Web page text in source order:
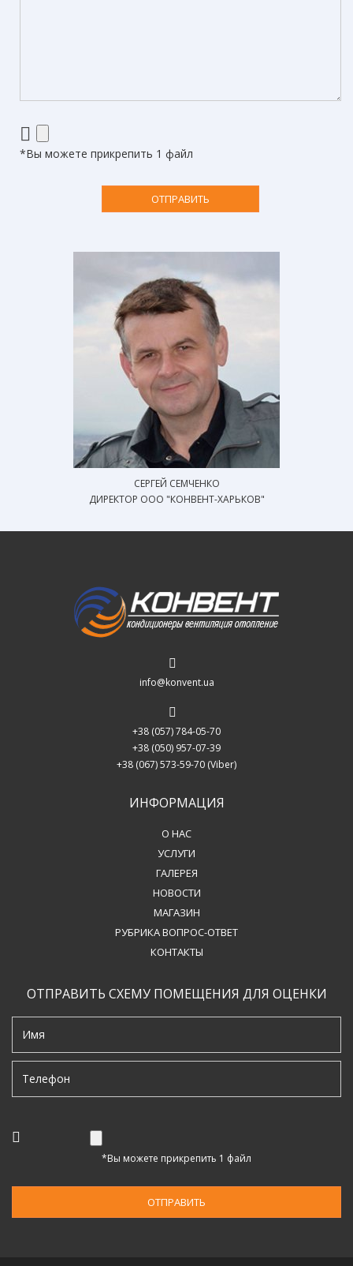
*Вы можете прикрепить 1 файл
СЕРГЕЙ СЕМЧЕНКО
ДИРЕКТОР ООО "КОНВЕНТ-ХАРЬКОВ"
info@konvent.ua
+38 (057) 784-05-70
+38 (050) 957-07-39
+38 (067) 573-59-70 (Viber)
ИНФОРМАЦИЯ
О НАС
УСЛУГИ
ГАЛЕРЕЯ
НОВОСТИ
МАГАЗИН
РУБРИКА ВОПРОС-ОТВЕТ
КОНТАКТЫ
ОТПРАВИТЬ СХЕМУ ПОМЕЩЕНИЯ ДЛЯ ОЦЕНКИ
*Вы можете прикрепить 1 файл